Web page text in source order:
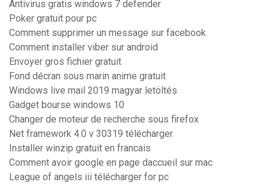
Antivirus gratis windows 7 defender
Poker gratuit pour pc
Comment supprimer un message sur facebook
Comment installer viber sur android
Envoyer gros fichier gratuit
Fond décran sous marin anime gratuit
Windows live mail 2019 magyar letöltés
Gadget bourse windows 10
Changer de moteur de recherche sous firefox
Net framework 4.0 v 30319 télécharger
Installer winzip gratuit en francais
Comment avoir google en page daccueil sur mac
League of angels iii télécharger for pc